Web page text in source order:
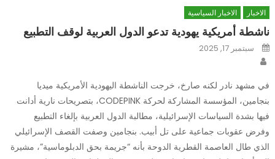
الاخبار الاخبار السياسية
ناشطة أمريكية يهودية تدعو الدول العربية لوقف التطبيع
Posted
onسبتمبر 17, 2025
في مشهد نادر لكنه صارخ، خرجت الناشطة اليهودية الأمريكية ميديا
بنجامين، المؤسسة المشاركة لحركة CODEPINK، بتصريحات نارية أدانت
فيها بشدة السياسات الإسرائيلية، مطالبة الدول العربية بإلغاء التطبيع
وفرض عقوبات جماعية على تل أبيب. بنجامين وصفت القصف الإسرائيلي
الذي طال العاصمة القطرية الدوحة بأنه “جريمة بحق الدبلوماسية”، مشيرة